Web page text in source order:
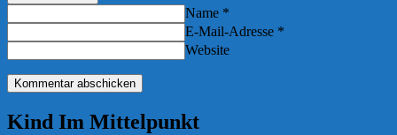
Name *
E-Mail-Adresse *
Website
Kind Im Mittelpunkt